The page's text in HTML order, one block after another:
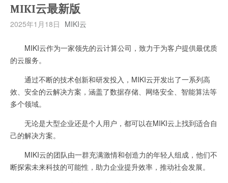
MIKI云最新版
2025年1月18日 MIKI云
MIKI云作为一家领先的云计算公司，致力于为客户提供最优质
的云服务。
通过不断的技术创新和研发投入，MIKI云开发出了一系列高
效、安全的云解决方案，涵盖了数据存储、网络安全、智能算法等
多个领域。
无论是大型企业还是个人用户，都可以在MIKI云上找到适合自
己的解决方案。
MIKI云的团队由一群充满激情和创造力的年轻人组成，他们不
断探索未来科技的可能性，助力企业提升效率，推动社会发展。